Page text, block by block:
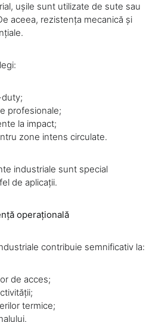
ușile sunt utilizate de sute sau
aceea, rezistența mecanică și
profesionale;
la impact;
zone intens circulate.
industriale sunt special
de aplicații.
operațională
contribuie semnificativ la:
de acces;
termice;